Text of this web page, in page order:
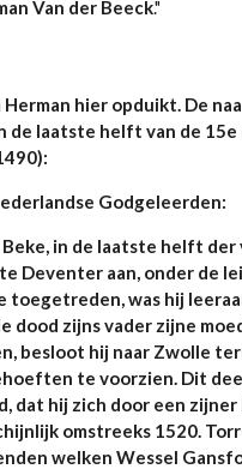
Van der Beeck."
hier opduikt. De
de laatste helft van de 15e
Godgeleerden:
in de laatste helft
Deventer aan, onder de
toegetreden, was hij
dood zijns vader zijne
besloot hij naar Zwolle
te voorzien. Dit
dat hij zich door een
omstreeks 1520.
welken Wessel